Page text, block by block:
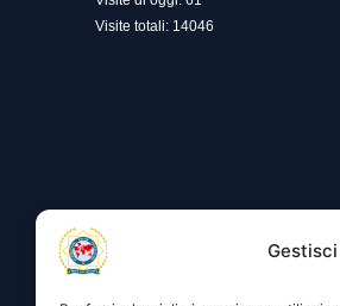
Visite totali: 14046